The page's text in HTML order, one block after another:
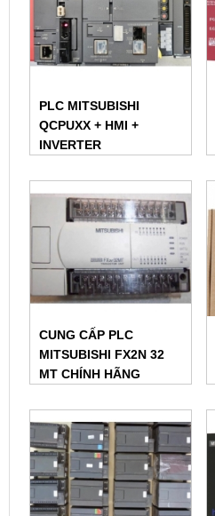
PLC MITSUBISHI
QCPUXX + HMI +
INVERTER
CUNG CẤP PLC
MITSUBISHI FX2N 32
MT CHÍNH HÃNG